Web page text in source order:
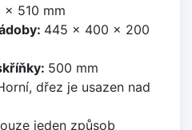
x 510 mm
445 x 400 x 200
500 mm
dřez je usazen nad
jeden způsob